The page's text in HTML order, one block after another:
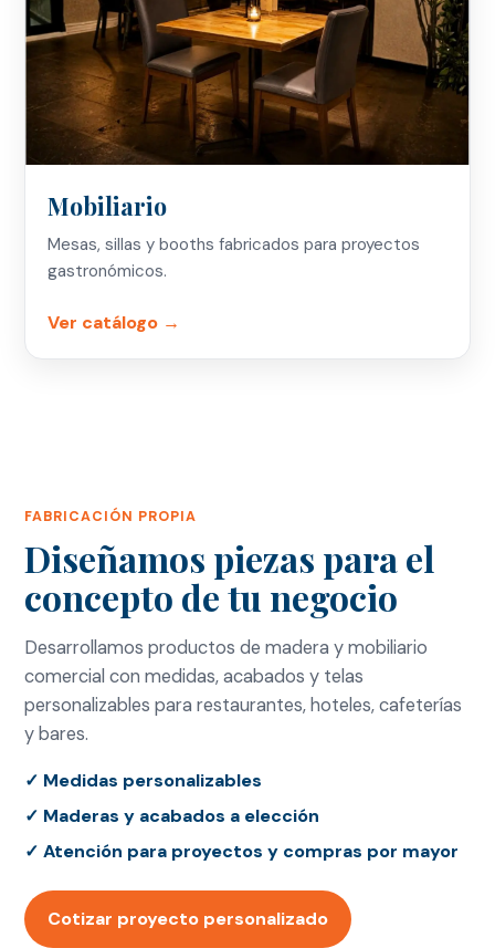
Mobiliario
Mesas, sillas y booths fabricados para proyectos
gastronómicos.
Ver catálogo →
FABRICACIÓN PROPIA
Diseñamos piezas para el
concepto de tu negocio
Desarrollamos productos de madera y mobiliario
comercial con medidas, acabados y telas
personalizables para restaurantes, hoteles, cafeterías
y bares.
✓ Medidas personalizables
✓ Maderas y acabados a elección
✓ Atención para proyectos y compras por mayor
Cotizar proyecto personalizado